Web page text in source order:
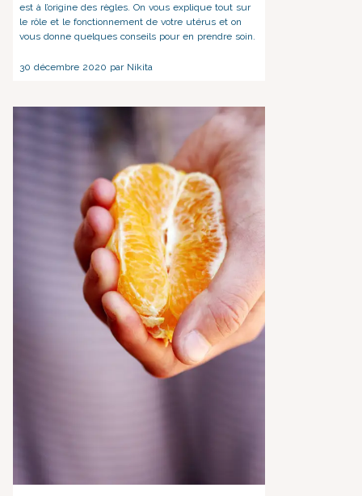
est à l’origine des règles. On vous explique tout sur
le rôle et le fonctionnement de votre utérus et on
vous donne quelques conseils pour en prendre soin.
30 décembre 2020 par Nikita